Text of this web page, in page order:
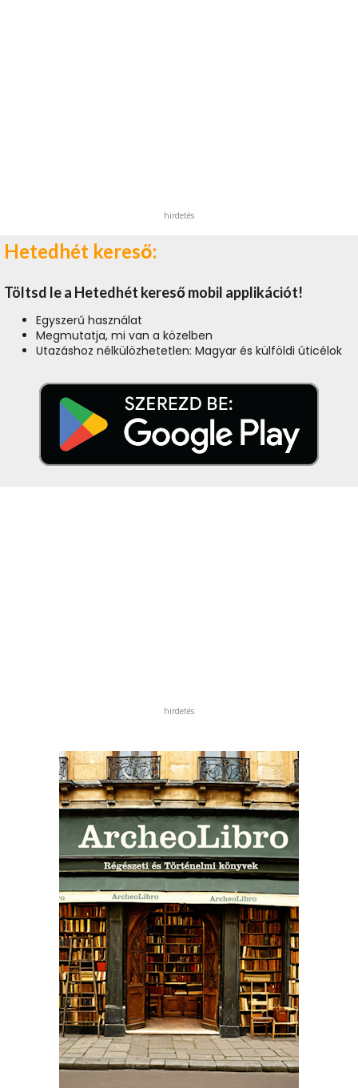
hirdetés
Hetedhét kereső:
Töltsd le a Hetedhét kereső mobil applikációt!
Egyszerű használat
Megmutatja, mi van a közelben
Utazáshoz nélkülözhetetlen: Magyar és külföldi úticélok
hirdetés